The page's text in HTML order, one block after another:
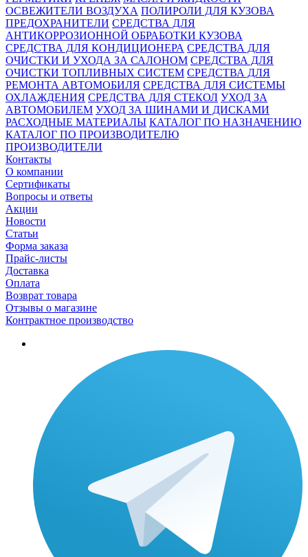
ОСВЕЖИТЕЛИ ВОЗДУХА ПОЛИРОЛИ ДЛЯ КУЗОВА
ПРЕДОХРАНИТЕЛИ СРЕДСТВА ДЛЯ
АНТИКОРРОЗИОННОЙ ОБРАБОТКИ КУЗОВА
СРЕДСТВА ДЛЯ КОНДИЦИОНЕРА СРЕДСТВА ДЛЯ
ОЧИСТКИ И УХОДА ЗА САЛОНОМ СРЕДСТВА ДЛЯ
ОЧИСТКИ ТОПЛИВНЫХ СИСТЕМ СРЕДСТВА ДЛЯ
РЕМОНТА АВТОМОБИЛЯ СРЕДСТВА ДЛЯ СИСТЕМЫ
ОХЛАЖДЕНИЯ СРЕДСТВА ДЛЯ СТЕКОЛ УХОД ЗА
АВТОМОБИЛЕМ УХОД ЗА ШИНАМИ И ДИСКАМИ
РАСХОДНЫЕ МАТЕРИАЛЫ КАТАЛОГ ПО НАЗНАЧЕНИЮ
КАТАЛОГ ПО ПРОИЗВОДИТЕЛЮ
ПРОИЗВОДИТЕЛИ
Контакты
О компании
Сертификаты
Вопросы и ответы
Акции
Новости
Статьи
Форма заказа
Прайс-листы
Доставка
Оплата
Возврат товара
Отзывы о магазине
Контрактное производство